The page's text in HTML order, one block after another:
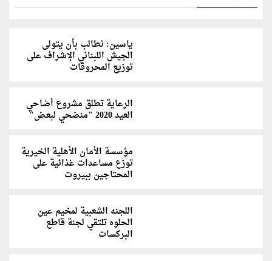
ياسين: نطالب بأن يتولى
الجيش اللبناني الإشراف على
توزيع المحروقات
الرعاية تطلق مشروع أضاحي
العيد 2020 "منضحي لبعض"
مؤسسة الأمان الأهلية الخيرية
توزع مساعدات غذائية على
المحتاجين ببيروت
اللجنه الشعبية لمخيم عين
الحلوه تلتقي لجنة قاطع
البركسات